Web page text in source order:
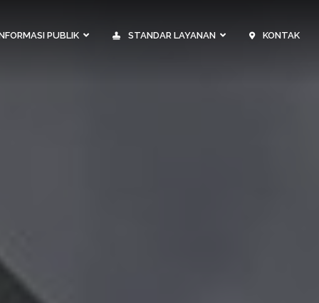
PUBLIK STANDAR LAYANAN KONTAK